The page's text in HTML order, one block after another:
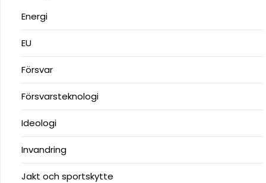
Energi
EU
Försvar
Försvarsteknologi
Ideologi
Invandring
Jakt och sportskytte